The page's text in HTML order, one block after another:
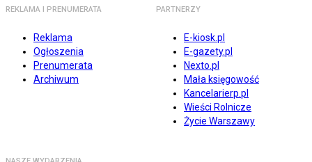
REKLAMA I PRENUMERATA
Reklama
Ogłoszenia
Prenumerata
Archiwum
PARTNERZY
E-kiosk.pl
E-gazety.pl
Nexto.pl
Mała księgowość
Kancelarierp.pl
Wieści Rolnicze
Życie Warszawy